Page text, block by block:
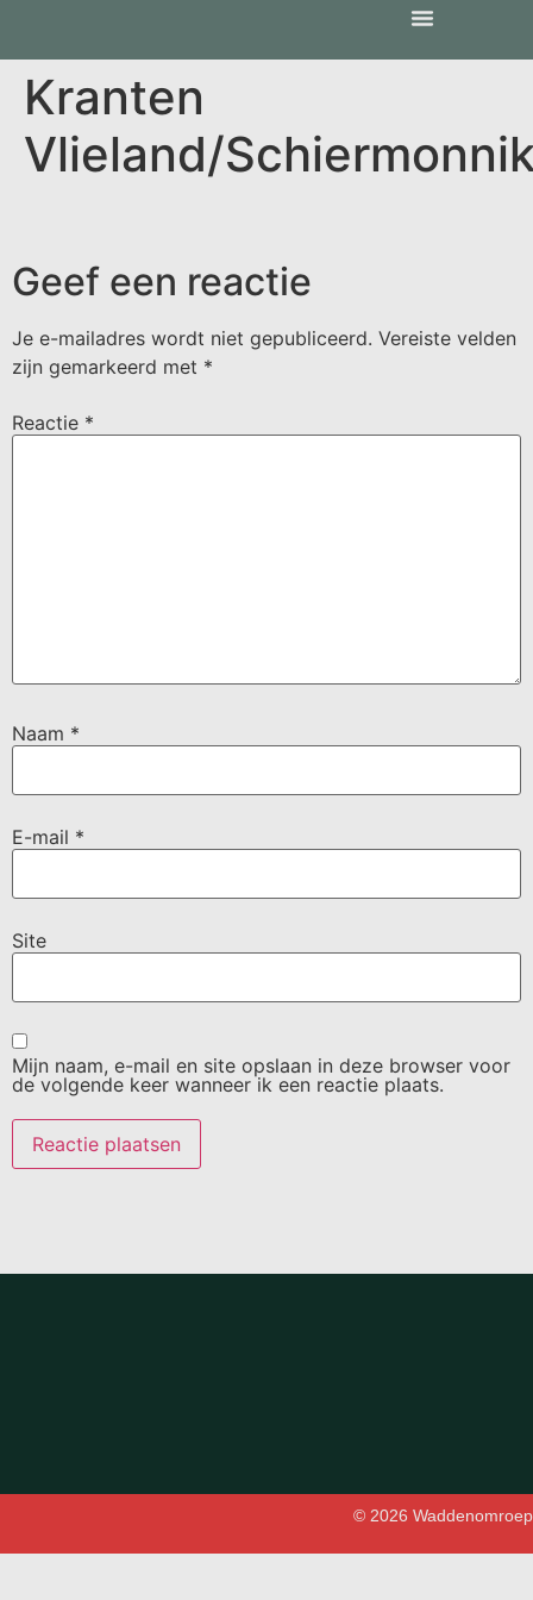
Kranten
Vlieland/
Geef een reactie
Je e-mailadres wordt niet gepubliceerd. Vereiste velden
zijn gemarkeerd met *
Reactie *
Naam *
E-mail *
Site
Mijn naam, e-mail en site opslaan in deze browser voor
de volgende keer wanneer ik een reactie plaats.
© 2026 Waddenomroep